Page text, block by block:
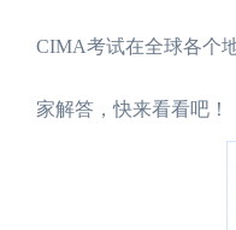
CIMA考试在全球各个
家解答，快来看看吧！